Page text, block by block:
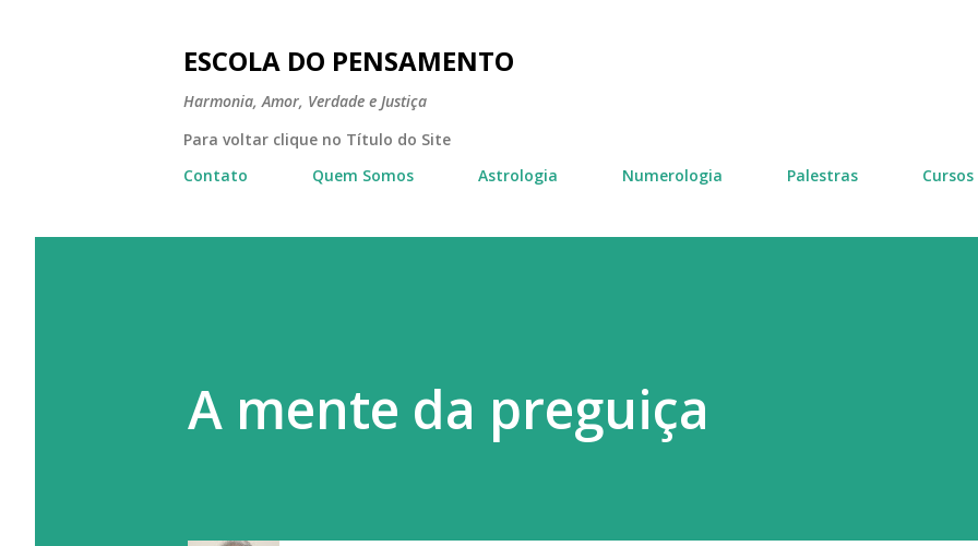
ESCOLA DO PENSAMENTO
Harmonia, Amor, Verdade e Justiça
Para voltar clique no Título do Site
Contato
Quem Somos Astrologia Numerologia Palestras Cursos
A mente da preguiça